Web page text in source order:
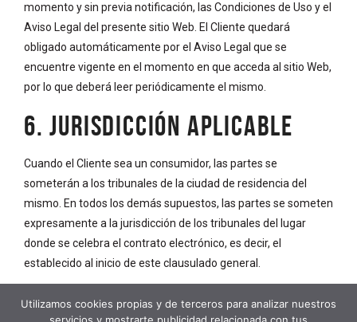
momento y sin previa notificación, las Condiciones de Uso y el
Aviso Legal del presente sitio Web. El Cliente quedará
obligado automáticamente por el Aviso Legal que se
encuentre vigente en el momento en que acceda al sitio Web,
por lo que deberá leer periódicamente el mismo.
6. JURISDICCIÓN APLICABLE
Cuando el Cliente sea un consumidor, las partes se
someterán a los tribunales de la ciudad de residencia del
mismo. En todos los demás supuestos, las partes se someten
expresamente a la jurisdicción de los tribunales del lugar
donde se celebra el contrato electrónico, es decir, el
establecido al inicio de este clausulado general.
Utilizamos cookies propias y de terceros para analizar nuestros
servicios y mostrarte publicidad relacionada con tus